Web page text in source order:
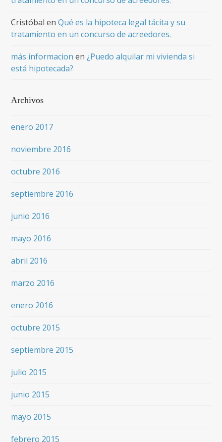
Cristóbal enQué es la hipoteca legal tácita y su
tratamiento en un concurso de acreedores.
más informacion en¿Puedo alquilar mi vivienda si
está hipotecada?
Archivos
enero 2017
noviembre 2016
octubre 2016
septiembre 2016
junio 2016
mayo 2016
abril 2016
marzo 2016
enero 2016
octubre 2015
septiembre 2015
julio 2015
junio 2015
mayo 2015
febrero 2015